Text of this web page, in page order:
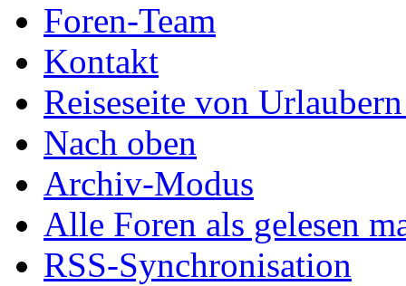
Foren-Team
Kontakt
Reiseseite von
Nach oben
Archiv-Modus
Alle Foren als gelesen
RSS-Synchronisation